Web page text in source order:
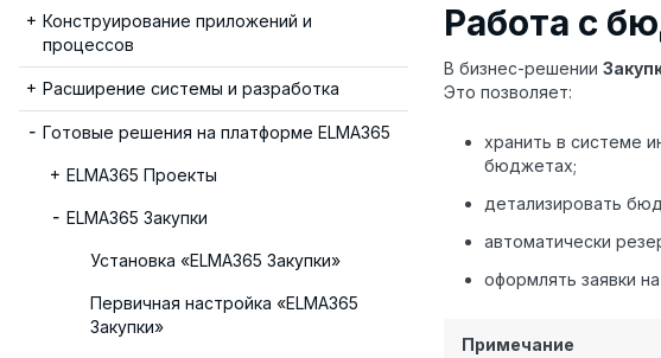
Конструирование приложений и
процессов
Расширение системы и разработка
Готовые решения на платформе ELMA365
ELMA365 Проекты
ELMA365 Закупки
Установка «ELMA365 Закупки»
Первичная настройка «ELMA365
Закупки»
Работа с
В бизнес-решении
Это позволяет:
хранить в системе
бюджетах;
детализировать
автоматически
оформлять заявки
Примечание